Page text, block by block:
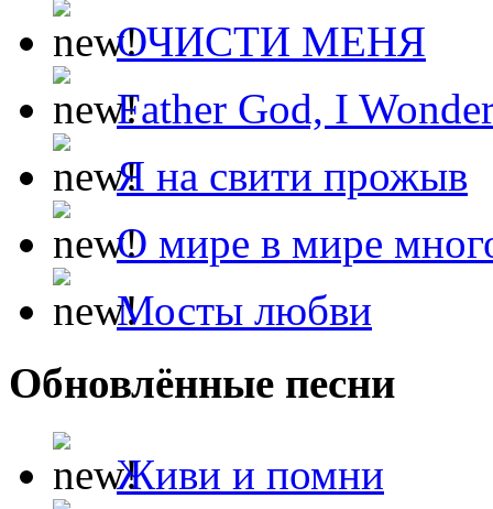
ОЧИСТИ МЕНЯ
Father God, I
Я на свити прожыв
О мире в мире
Мосты любви
Обновлённые песни
Живи и помни